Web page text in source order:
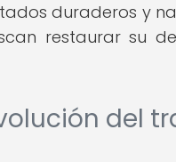
duraderos y
restaurar su
del